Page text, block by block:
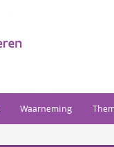
Waarneming